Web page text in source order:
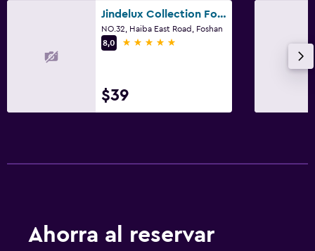
Jindelux Collection Foshan
NO.32, Haiba East Road, Foshan
8,0
5 estrellas
$39
Ahorra al reservar